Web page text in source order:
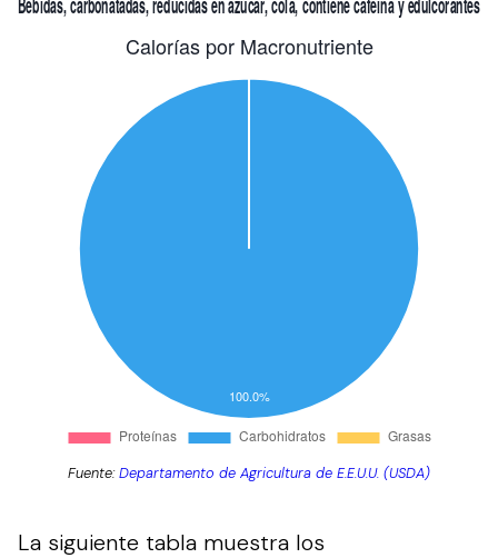
Fuente:Departamento de Agricultura de E.E.U.U. (USDA)
La siguiente tabla muestra los